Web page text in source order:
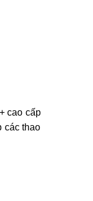
cao cấp
các thao